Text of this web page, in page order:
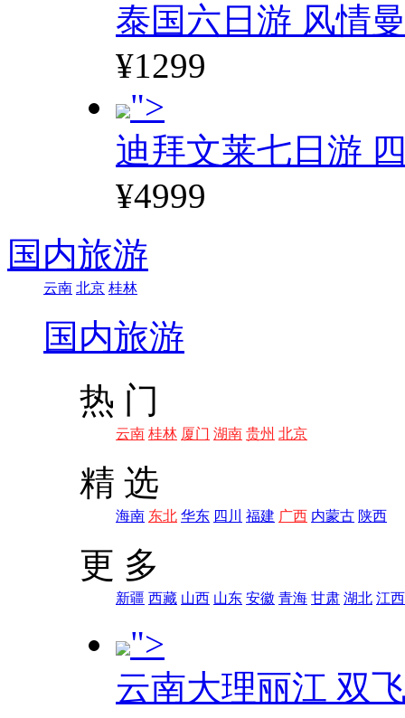
泰国六日游 风情
¥1299
">
迪拜文莱七日游
¥4999
国内旅游
云南 北京 桂林
国内旅游
热 门
云南 桂林 厦门 湖南 贵州 北京
精 选
海南 东北 华东 四川 福建 广西 内蒙古 陕西
更 多
新疆 西藏 山西 山东 安徽 青海 甘肃 湖北 江西
">
云南大理丽江 双